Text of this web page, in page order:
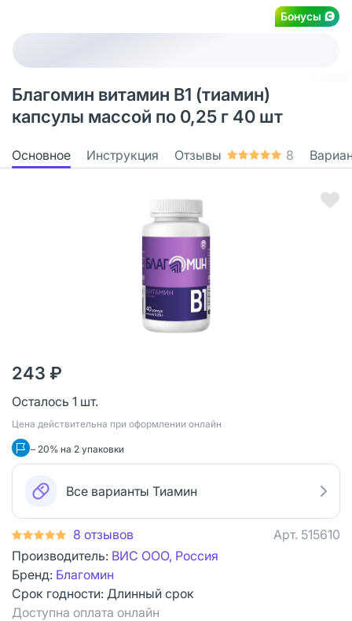
Бонусы
Благомин витамин B1 (тиамин)
капсулы массой по 0,25 г 40 шт
Основное Инструкция Отзывы 8
243 ₽
Осталось 1 шт.
Цена действительна при оформлении онлайн
– 20% на 2 упаковки
Все варианты Тиамин
8 отзывов Арт. 515610
Производитель: ВИС ООО, Россия
Бренд: Благомин
Срок годности: Длинный срок
Доступна оплата онлайн